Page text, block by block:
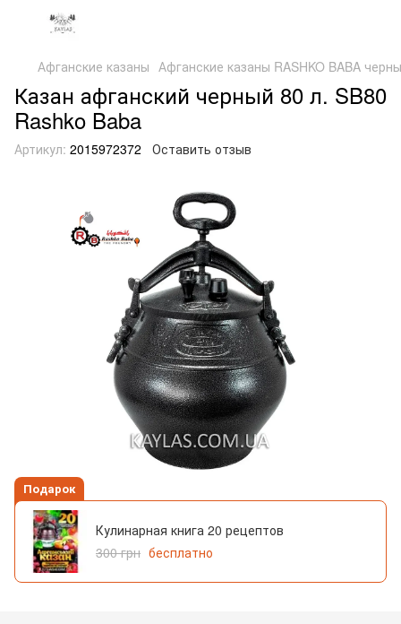
Афганские казаны Афганские казаны RASHKO BABA
Казан афганский черный 80 л. SB80
Rashko Baba
Артикул: 2015972372 Оставить отзыв
Подарок
Кулинарная книга 20 рецептов
300 грн бесплатно